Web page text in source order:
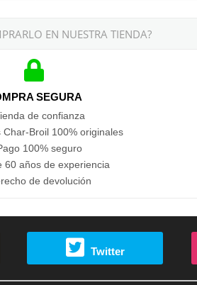
EN NUESTRA TIENDA?
SEGURA
de confianza
Char-Broil 100% originales
100% seguro
60 años de experiencia
de devolución
Twitter